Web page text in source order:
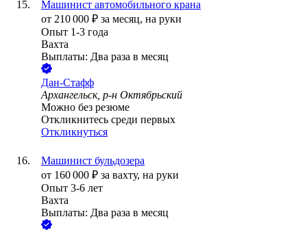
Машинист автомобильного крана
от 210 000 ₽ за месяц, на руки
Опыт 1-3 года
Вахта
Выплаты: Два раза в месяц
Дан-Стафф
Архангельск, р-н Октябрьский
Можно без резюме
Откликнитесь среди первых
Откликнуться
Машинист бульдозера
от 160 000 ₽ за вахту, на руки
Опыт 3-6 лет
Вахта
Выплаты: Два раза в месяц